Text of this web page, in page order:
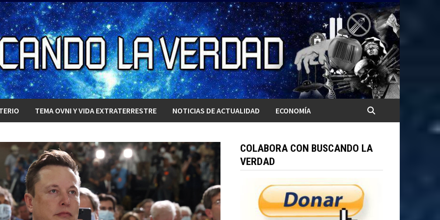
TEMA OVNI Y VIDA EXTRATERRESTRE NOTICIAS DE ACTUALIDAD ECONOMÍA
COLABORA CON BUSCANDO LA
VERDAD